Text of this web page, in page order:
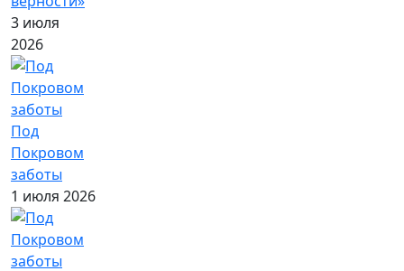
3 июля
2026
Под
Покровом
заботы
1 июля 2026